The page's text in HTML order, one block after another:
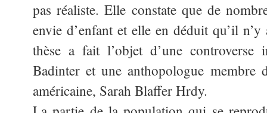
pas réaliste. Elle constate que de
envie d’enfant et elle en déduit qu’il
thèse a fait l’objet d’une controverse
Badinter et une anthopologue membre
américaine, Sarah Blaffer Hrdy.